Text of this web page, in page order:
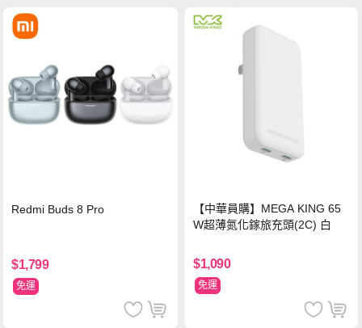
Redmi Buds 8 Pro
$1,799
免運
【中華員購】MEGA KING 65
W超薄氮化鎵旅充頭(2C) 白
$1,090
免運